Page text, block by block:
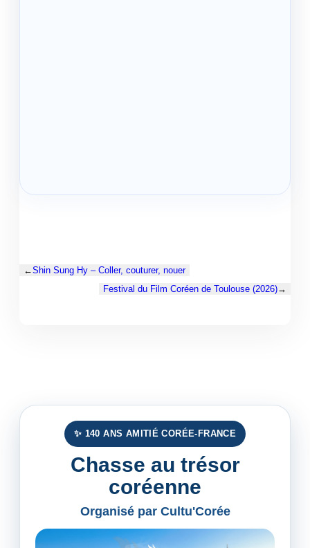
←Shin Sung Hy – Coller, couturer, nouer
Festival du Film Coréen de Toulouse (2026)→
✨ 140 ANS AMITIÉ CORÉE-FRANCE
Chasse au trésor
coréenne
Organisé par Cultu'Corée